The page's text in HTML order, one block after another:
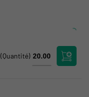
(Quantité)